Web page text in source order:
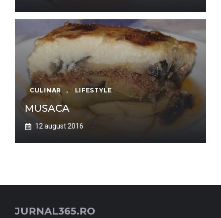
CULINAR , LIFESTYLE
MUSACA
12 august 2016
JURNAL365.RO